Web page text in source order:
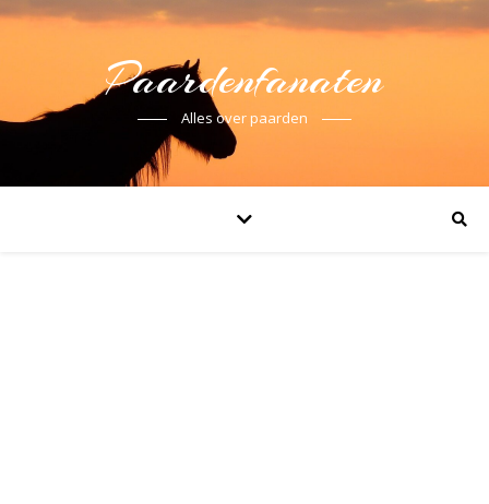
Paardenfanaten
Alles over paarden